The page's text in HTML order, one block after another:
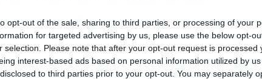
opt-out of the sale, sharing to third parties, or processing of your
for targeted advertising by us, please use the below opt-
selection. Please note that after your opt-out request is processed
interest-based ads based on personal information utilized by
to third parties prior to your opt-out. You may separately